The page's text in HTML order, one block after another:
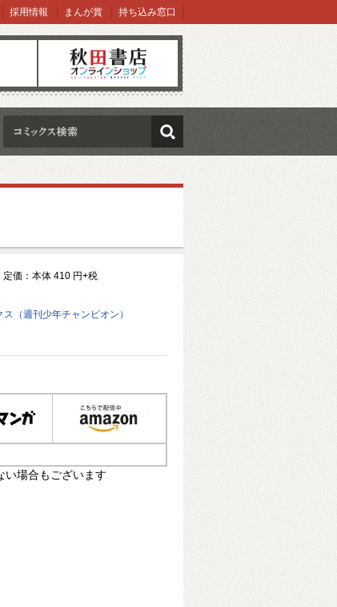
オンラインショップ
採用情報 まんが賞 持ち込み窓口
検索
定価：本体 410 円+税
（週刊少年チャンピオン）
場合もございます